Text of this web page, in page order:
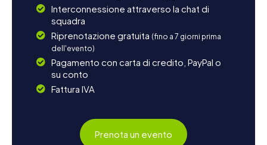
Interconnessione attraverso la chat di
squadra
Riprenotazione gratuita (fino a 7 giorni prima
dell'evento)
Pagamento con carta di credito, PayPal o
su conto
Fattura IVA
Prenota un evento